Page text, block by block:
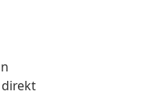
direkt